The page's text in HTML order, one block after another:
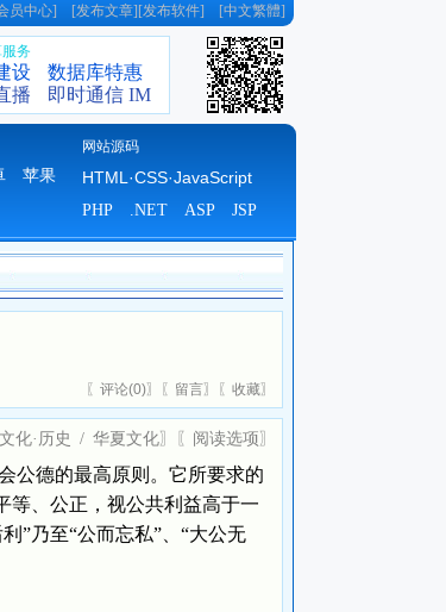
员中心] [发布文章][发布软件] [中文繁體]
务
设
数据库特惠
播 即时通信 IM
网站源码
苹果
HTML·CSS·JavaScript
PHP .NET ASP JSP
〖 评论(0)〗〖 留言〗〖 收藏〗
文化·历史 / 华夏文化〗〖 阅读选项〗
公德的最高原则。它所要求的
等、公正，视公共利益高于一
”乃至“公而忘私”、“大公无